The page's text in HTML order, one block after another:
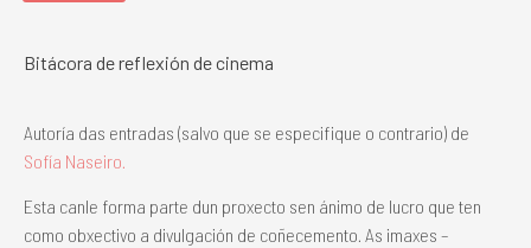
Bitácora de reflexión de cinema
Autoría das entradas (salvo que se especifique o contrario) de
Sofía Naseiro.
Esta canle forma parte dun proxecto sen ánimo de lucro que ten
como obxectivo a divulgación de coñecemento. As imaxes –